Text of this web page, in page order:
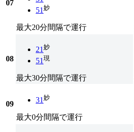
07
51 妙
最大20分間隔で運行
08
21 妙
51 現
最大30分間隔で運行
09 31 妙
最大0分間隔で運行